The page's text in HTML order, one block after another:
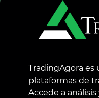
TradingAgora es
plataformas de
Accede a